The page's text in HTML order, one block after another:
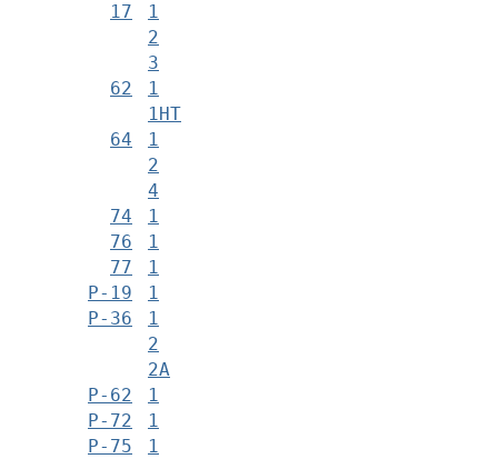
17
1
2
3
62
1
1НТ
64
1
2
4
74
1
76
1
77
1
Р-19
1
Р-36
1
2
2А
Р-62
1
Р-72
1
Р-75
1